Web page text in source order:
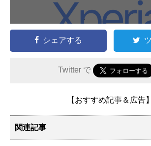
シェアする
Twitter で
【おすすめ記事＆広告】
関連記事